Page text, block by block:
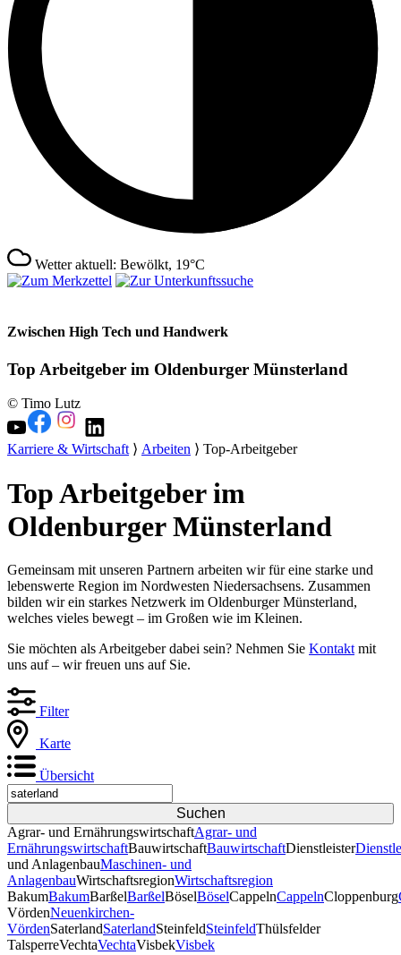
Wetter aktuell: Bewölkt, 19°C
Zwischen High Tech und Handwerk
Top Arbeitgeber im Oldenburger Münsterland
© Timo Lutz
Karriere & Wirtschaft⟩ Arbeiten ⟩ Top-Arbeitgeber
Top Arbeitgeber im
Oldenburger Münsterland
Gemeinsam mit unseren Partnern arbeiten wir für eine starke und
lebenswerte Region im Nordwesten Niedersachsens. Zusammen
bilden wir ein starkes Netzwerk im Oldenburger Münsterland,
welches vieles bewegt – im Großen wie im Kleinen.
Sie möchten als Arbeitgeber dabei sein? Nehmen Sie Kontakt mit
uns auf – wir freuen uns auf Sie.
Filter
Karte
Übersicht
Agrar- und ErnährungswirtschaftAgrar- und
ErnährungswirtschaftBauwirtschaftBauwirtschaftDienstleister
und AnlagenbauMaschinen- und
AnlagenbauWirtschaftsregionWirtschaftsregion
BakumBakumBarßelBarßelBöselBöselCappelnCappelnCloppenburg
VördenNeuenkirchen-
VördenSaterlandSaterlandSteinfeldSteinfeldThülsfelder
TalsperreVechtaVechtaVisbekVisbek